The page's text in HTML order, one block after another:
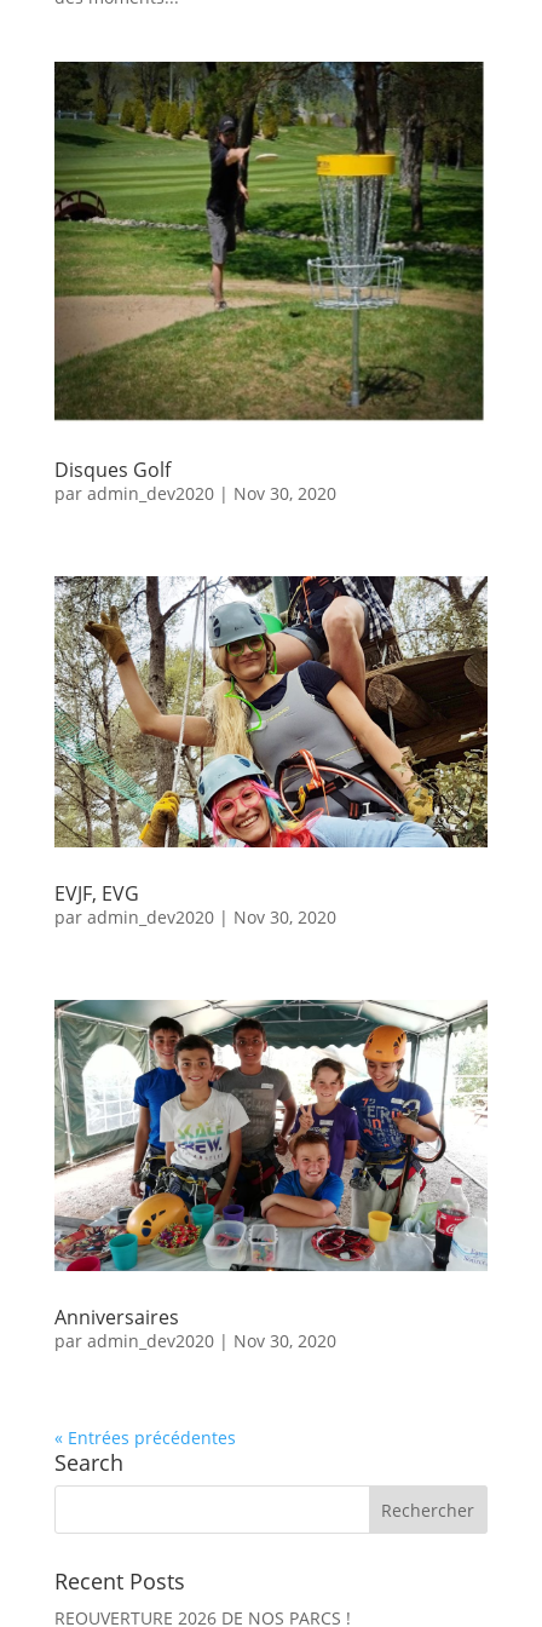
Disques Golf
par admin_dev2020| Nov 30, 2020
EVJF, EVG
par admin_dev2020| Nov 30, 2020
Anniversaires
par admin_dev2020| Nov 30, 2020
« Entrées précédentes
Search
Recent Posts
REOUVERTURE 2026 DE NOS PARCS !